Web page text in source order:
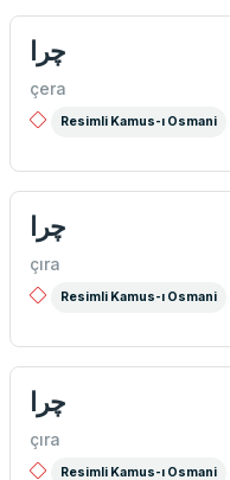
چرا
çera
Resimli Kamus-ı Osmani
چرا
çıra
Resimli Kamus-ı Osmani
چرا
çıra
Resimli Kamus-ı Osmani